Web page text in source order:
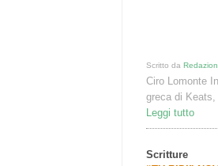
Scritto da
Ciro Lomonte
greca di
Leggi tutto
Scritture